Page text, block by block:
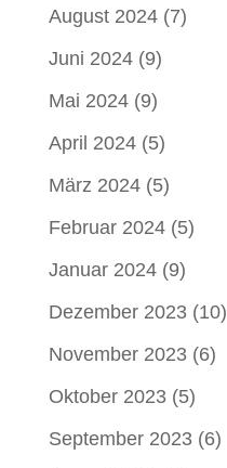
August 2024(7)
Juni 2024(9)
Mai 2024(9)
April 2024(5)
März 2024(5)
Februar 2024(5)
Januar 2024(9)
Dezember 2023(10)
November 2023(6)
Oktober 2023(5)
September 2023(6)